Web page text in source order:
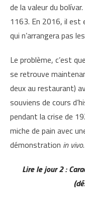
de la valeur du
1163. En 2016, il est
qui n’arrangera pas
Le problème, c’est
se retrouve
deux au restaurant)
souviens de cours
pendant la crise de
miche de pain avec
démonstration in vivo.
Lire le jour 2 :